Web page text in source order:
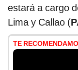
estará a cargo
Lima y Callao (
TE